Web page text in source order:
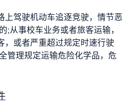
上驾驶机动车追逐竞驶，情节恶
;从事校车业务或者旅客运输，
，或者严重超过规定时速行驶
管理规定运输危险化学品，危